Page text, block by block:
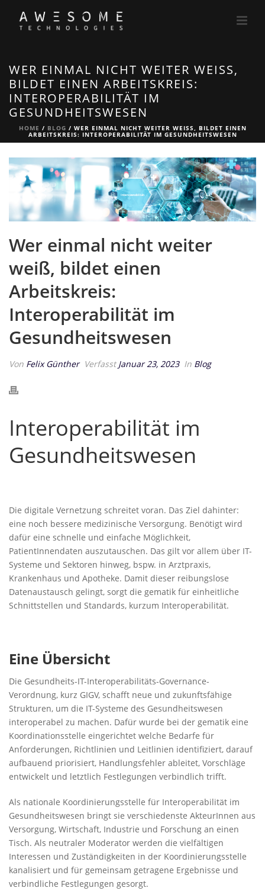
WER EINMAL NICHT WEITER WEISS, B
ILDET EINEN ARBEITSKREIS: I
NTEROPERABILITÄT IM G
ESUNDHEITSWESEN
HOME / BLOG / WER EINMAL NICHT WEITER WEISS, BILDET EINEN A
RBEITSKREIS: INTEROPERABILITÄT IM GESUNDHEITSWESEN
Wer einmal nicht weiter
weiß, bildet einen
Arbeitskreis:
Interoperabilität im
Gesundheitswesen
Von Felix Günther Verfasst Januar 23, 2023 In Blog
Interoperabilität im
Gesundheitswesen
Die digitale Vernetzung schreitet voran. Das Ziel dahinter:
eine noch bessere medizinische Versorgung. Benötigt wird
dafür eine schnelle und einfache Möglichkeit,
PatientInnendaten auszutauschen. Das gilt vor allem über IT-
Systeme und Sektoren hinweg, bspw. in Arztpraxis,
Krankenhaus und Apotheke. Damit dieser reibungslose
Datenaustausch gelingt, sorgt die gematik für einheitliche
Schnittstellen und Standards, kurzum Interoperabilität.
Eine Übersicht
Die Gesundheits-IT-Interoperabilitäts-Governance-
Verordnung, kurz GIGV, schafft neue und zukunftsfähige
Strukturen, um die IT-Systeme des Gesundheitswesen
interoperabel zu machen. Dafür wurde bei der gematik eine
Koordinationsstelle eingerichtet welche Bedarfe für
Anforderungen, Richtlinien und Leitlinien identifiziert, darauf
aufbauend priorisiert, Handlungsfehler ableitet, Vorschläge
entwickelt und letztlich Festlegungen verbindlich trifft.
Als nationale Koordinierungsstelle für Interoperabilität im
Gesundheitswesen bringt sie verschiedenste AkteurInnen aus
Versorgung, Wirtschaft, Industrie und Forschung an einen
Tisch. Als neutraler Moderator werden die vielfältigen
Interessen und Zuständigkeiten in der Koordinierungsstelle
kanalisiert und für gemeinsam getragene Ergebnisse und
verbindliche Festlegungen gesorgt.